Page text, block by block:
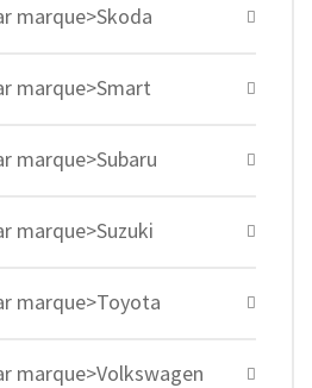
marque>Skoda
marque>Smart
marque>Subaru
marque>Suzuki
marque>Toyota
marque>Volkswagen